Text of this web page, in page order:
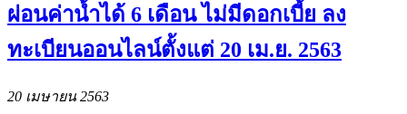
ผ่อนค่าน้ำได้ 6 เดือน ไม่มีดอกเบี้ย ลง
ทะเบียนออนไลน์ตั้งแต่ 20 เม.ย. 2563
20 เมษายน 2563